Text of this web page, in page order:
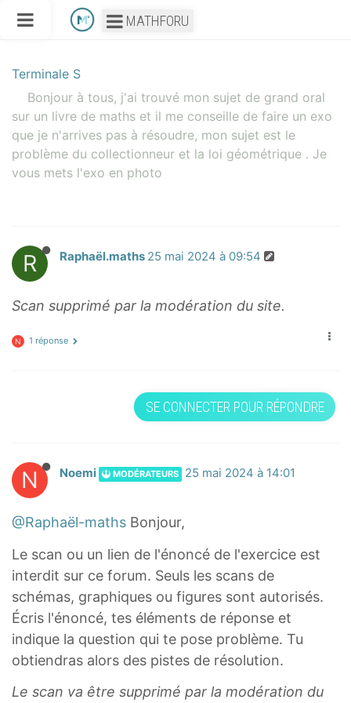
MATHFORU
Terminale S
Bonjour à tous, j'ai trouvé mon sujet de grand oral
sur un livre de maths et il me conseille de faire un exo
que je n'arrives pas à résoudre, mon sujet est le
problème du collectionneur et la loi géométrique . Je
vous mets l'exo en photo
R Raphaël.maths 25 mai 2024 à 09:54
Scan supprimé par la modération du site.
N 1 réponse
SE CONNECTER POUR RÉPONDRE
N Noemi MODÉRATEURS 25 mai 2024 à 14:01
@Raphaël-maths Bonjour,
Le scan ou un lien de l'énoncé de l'exercice est
interdit sur ce forum. Seuls les scans de
schémas, graphiques ou figures sont autorisés.
Écris l'énoncé, tes éléments de réponse et
indique la question qui te pose problème. Tu
obtiendras alors des pistes de résolution.
Le scan va être supprimé par la modération du